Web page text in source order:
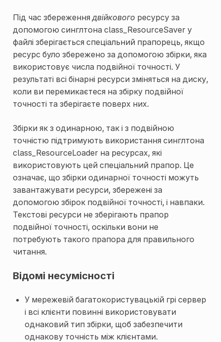
Під час збереження двійкового ресурсу за
допомогою синглтона class_ResourceSaverу
файлі зберігається спеціальний прапорець, якщо
ресурс було збережено за допомогою збірки, яка
використовує числа подвійної точності. У
результаті всі бінарні ресурси зміняться на диску,
коли ви перемикаєтеся на збірку подвійної
точності та зберігаєте поверх них.
Збірки як з одинарною, так і з подвійною
точністю підтримують використання синглтона
class_ResourceLoaderна ресурсах, які
використовують цей спеціальний прапор. Це
означає, що збірки одинарної точності можуть
завантажувати ресурси, збережені за
допомогою збірок подвійної точності, і навпаки.
Текстові ресурси не зберігають прапор
подвійної точності, оскільки вони не
потребують такого прапора для правильного
читання.
Відомі несумісності
У мережевій багатокористувацькій грі сервер
і всі клієнти повинні використовувати
однаковий тип збірки, щоб забезпечити
однакову точність між клієнтами.